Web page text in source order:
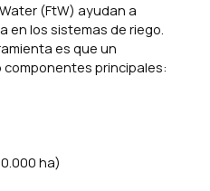
(FtW) ayudan a
en los sistemas de riego.
es que un
principales:
ha)